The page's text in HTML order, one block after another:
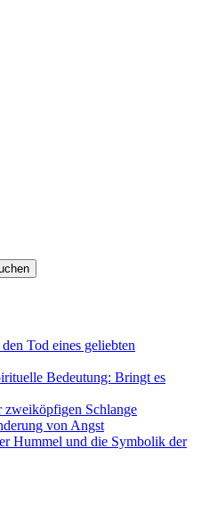
Tod eines geliebten
Bedeutung: Bringt es
zweiköpfigen Schlange
von Angst
Hummel und die Symbolik der